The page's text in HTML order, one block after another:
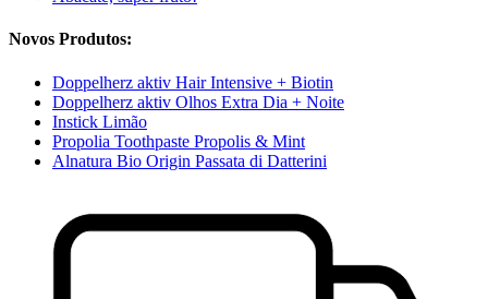
Novos Produtos:
Doppelherz aktiv Hair Intensive + Biotin
Doppelherz aktiv Olhos Extra Dia + Noite
Instick Limão
Propolia Toothpaste Propolis & Mint
Alnatura Bio Origin Passata di Datterini